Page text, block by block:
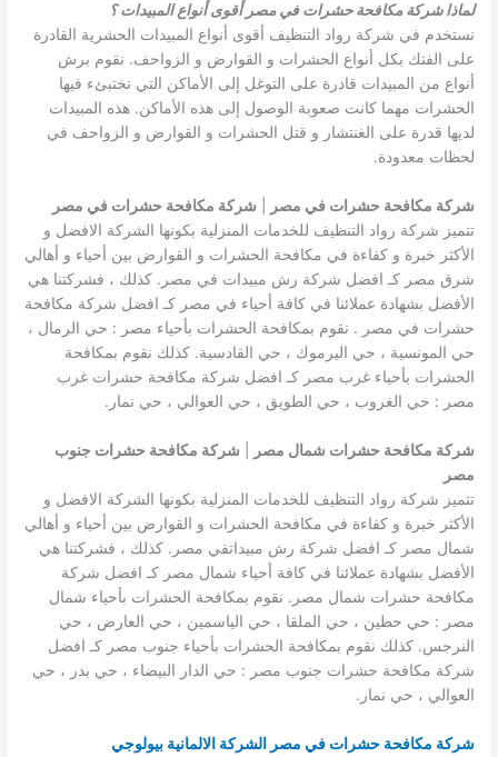
لماذا شركة مكافحة حشرات في مصر أقوى أنواع المبيدات ؟
نستخدم في شركة رواد التنظيف أقوى أنواع المبيدات الحشرية القادرة
على الفتك بكل أنواع الحشرات و القوارض و الزواحف. نقوم برش
أنواع من المبيدات قادرة على التوغل إلى الأماكن التي تختبئء فيها
الحشرات مهما كانت صعوبة الوصول إلى هذه الأماكن. هذه المبيدات
لديها قدرة على الغنتشار و قتل الحشرات و القوارض و الزواحف في
لحظات معدودة.
شركة مكافحة حشرات في مصر
شركة مكافحة حشرات في مصر
تتميز شركة رواد التنظيف للخدمات المنزلية بكونها الشركة الافضل و
الأكثر خبرة و كفاءة في مكافحة الحشرات و القوارض بين أحياء و أهالي
شرق مصر كـ افضل شركة رش مبيدات في مصر. كذلك ، فشركتنا هي
الأفضل بشهادة عملائنا في كافة أحياء في مصر كـ افضل شركة مكافحة
حشرات في مصر . نقوم بمكافحة الحشرات بأحياء مصر : حي الرمال ،
حي المونسية ، حي اليرموك ، حي القادسية. كذلك نقوم بمكافحة
الحشرات بأحياء غرب مصر كـ افضل شركة مكافحة حشرات غرب
مصر : حي الغروب ، حي الطويق ، حي العوالي ، حي نمار.
شركة مكافحة حشرات شمال مصر
شركة مكافحة حشرات جنوب
مصر
تتميز شركة رواد التنظيف للخدمات المنزلية بكونها الشركة الافضل و
الأكثر خبرة و كفاءة في مكافحة الحشرات و القوارض بين أحياء و أهالي
شمال مصر كـ افضل شركة رش مبيداتفي مصر. كذلك ، فشركتنا هي
الأفضل بشهادة عملائنا في كافة أحياء شمال مصر كـ افضل شركة
مكافحة حشرات شمال مصر. نقوم بمكافحة الحشرات بأحياء شمال
مصر : حي حطين ، حي الملقا ، حي الياسمين ، حي العارض ، حي
النرجس. كذلك نقوم بمكافحة الحشرات بأحياء جنوب مصر كـ افضل
شركة مكافحة حشرات جنوب مصر : حي الدار البيضاء ، حي بدر ، حي
العوالي ، حي نمار.
شركة مكافحة حشرات في مصر الشركة الالمانية بيولوجي